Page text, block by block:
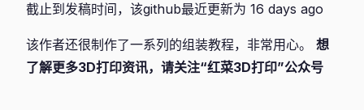
截止到发稿时间，该github最近更新为 16 days ago
该作者还很制作了一系列的组装教程，非常用心。 想
了解更多3D打印资讯，请关注“红菜3D打印”公众号